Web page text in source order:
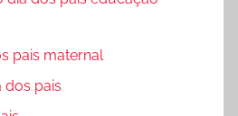
pais maternal
dos pais